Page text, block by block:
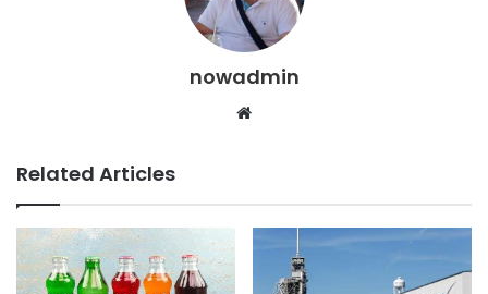
nowadmin
Website
Related Articles